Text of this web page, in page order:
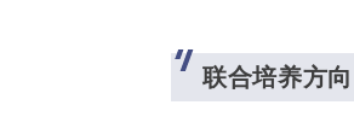
联合培养方向